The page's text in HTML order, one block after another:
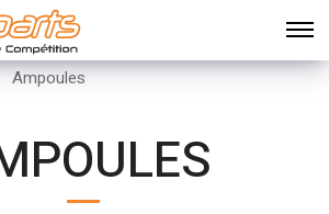
Ampoules